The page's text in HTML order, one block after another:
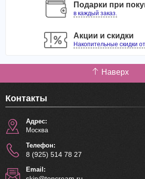
Подарки при
в каждый заказ.
Акции и скидки
Накопительные скидки
Наверх
Контакты
Адрес:
Москва
Телефон:
8 (925) 514 78 27
Email: